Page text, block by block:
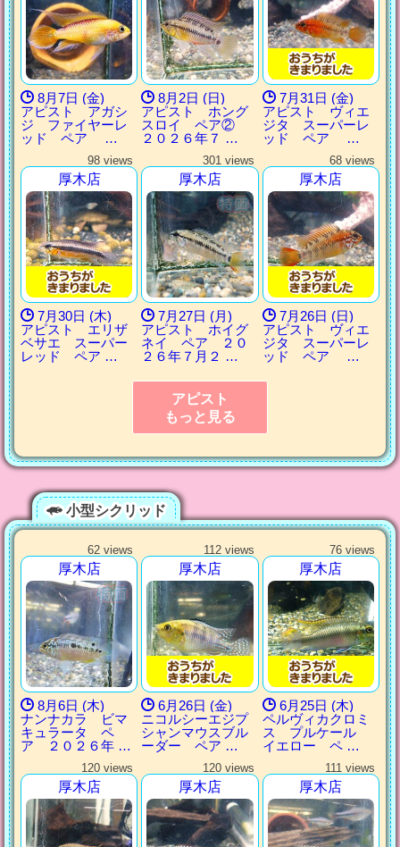
8月7日 (金)
アピスト アガシ
ジ ファイヤーレ
ッド ペア …
8月2日 (日)
アピスト ホング
スロイ ペア②
２０２６年７ …
7月31日 (金)
アピスト ヴィエ
ジタ スーパーレ
ッド ペア …
98 views
厚木店
7月30日 (木)
アピスト エリザ
ベサエ スーパー
レッド ペア …
301 views
厚木店
7月27日 (月)
アピスト ホイグ
ネイ ペア ２０
２６年７月２ …
68 views
厚木店
7月26日 (日)
アピスト ヴィエ
ジタ スーパーレ
ッド ペア …
アピスト
もっと見る
小型シクリッド
62 views
厚木店
8月6日 (木)
ナンナカラ ビマ
キュラータ ペ
ア ２０２６年 …
112 views
厚木店
6月26日 (金)
ニコルシーエジプ
シャンマウスブル
ーダー ペア …
76 views
厚木店
6月25日 (木)
ペルヴィカクロミ
ス プルケール
イエロー ペ …
120 views
厚木店
120 views
厚木店
111 views
厚木店